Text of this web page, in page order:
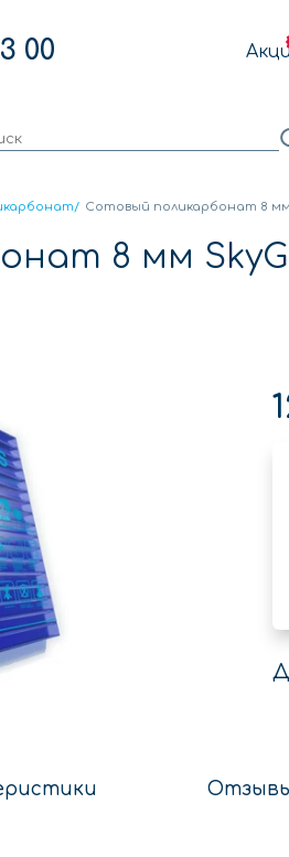
00
/ Сотовый поликарбонат 8 мм
8 мм